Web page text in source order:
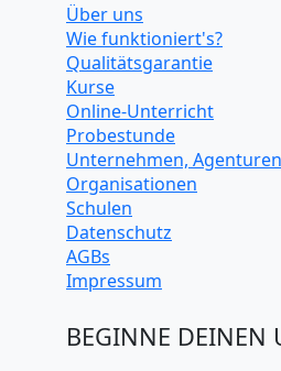
Über uns
Wie funktioniert's?
Qualitätsgarantie
Kurse
Online-Unterricht
Probestunde
Unternehmen,
Organisationen
Schulen
Datenschutz
AGBs
Impressum
BEGINNE DEINEN